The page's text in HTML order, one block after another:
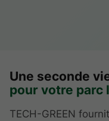
Une seconde
pour votre parc
TECH-GREEN